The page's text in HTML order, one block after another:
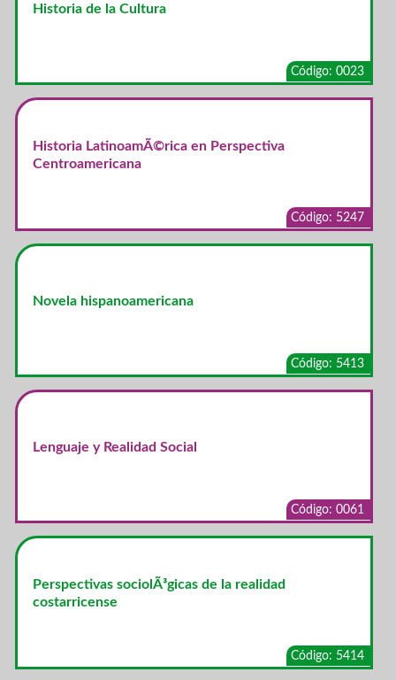
Historia de la Cultura
Código: 0023
Historia LatinoamÃ©rica en Perspectiva
Centroamericana
Código: 5247
Novela hispanoamericana
Código: 5413
Lenguaje y Realidad Social
Código: 0061
Perspectivas sociolÃ³gicas de la realidad
costarricense
Código: 5414